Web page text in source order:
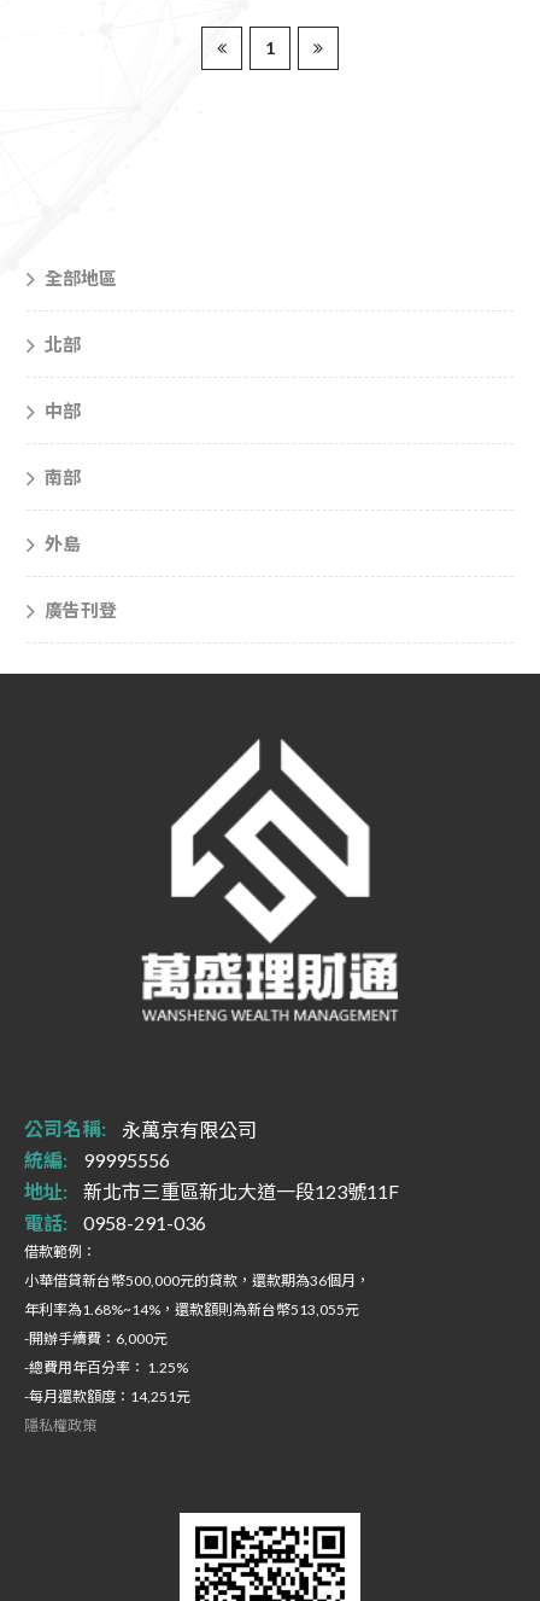
1
全部地區
北部
中部
南部
外島
廣告刊登
公司名稱:
永萬京有限公司
統編:
99995556
地址:
新北市三重區新北大道一段123號11F
電話:
0958-291-036
借款範例：
小華借貸新台幣500,000元的貸款，還款期為36個月，
年利率為1.68%~14%，還款額則為新台幣513,055元
-開辦手續費：6,000元
-總費用年百分率： 1.25%
-每月還款額度：14,251元
隱私權政策